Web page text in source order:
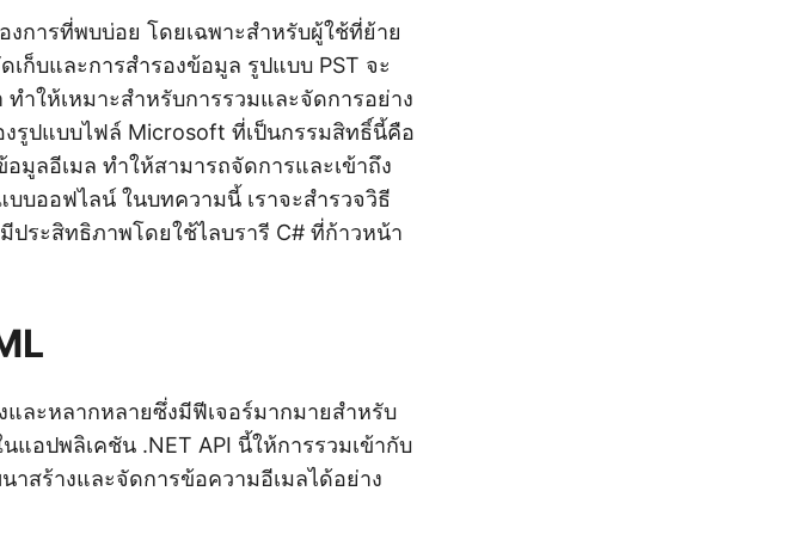
งการที่พบบ่อย โดยเฉพาะสำหรับผู้ใช้ที่ย้าย
เก็บและการสำรองข้อมูล รูปแบบ PST จะ
ำให้เหมาะสำหรับการรวมและจัดการอย่าง
รูปแบบไฟล์ Microsoft ที่เป็นกรรมสิทธิ์นี้คือ
มูลอีเมล ทำให้สามารถจัดการและเข้าถึง
บออฟไลน์ ในบทความนี้ เราจะสำรวจวิธี
ประสิทธิภาพโดยใช้ไลบรารี C# ที่ก้าวหน้า
และหลากหลายซึ่งมีฟีเจอร์มากมายสำหรับ
แอปพลิเคชัน .NET API นี้ให้การรวมเข้ากับ
สร้างและจัดการข้อความอีเมลได้อย่าง